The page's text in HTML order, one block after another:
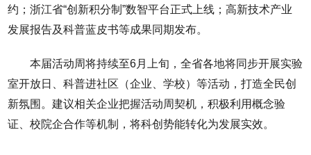
约；浙江省“创新积分制”数智平台正式上线；高新技术产业
发展报告及科普蓝皮书等成果同期发布。
本届活动周将持续至6月上旬，全省各地将同步开展实验
室开放日、科普进社区（企业、学校）等活动，打造全民创
新氛围。建议相关企业把握活动周契机，积极利用概念验
证、校院企合作等机制，将科创势能转化为发展实效。